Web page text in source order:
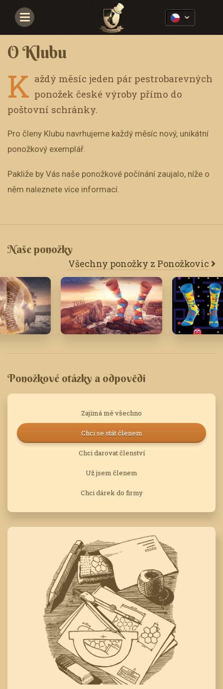
Navigace
O Klubu
K aždý měsíc jeden pár pestrobarevných
ponožek české výroby přímo do
poštovní schránky.
Pro členy Klubu navrhujeme každý měsíc nový, unikátní
ponožkový exemplář.
Pakliže by Vás naše ponožkové počínání zaujalo, níže o
něm naleznete více informací.
Naše ponožky
Všechny ponožky z Ponožkovic
Ponožkové otázky a odpovědi
Zajímá mě všechno
Chci se stát členem
Chci darovat členství
Už jsem členem
Chci dárek do firmy